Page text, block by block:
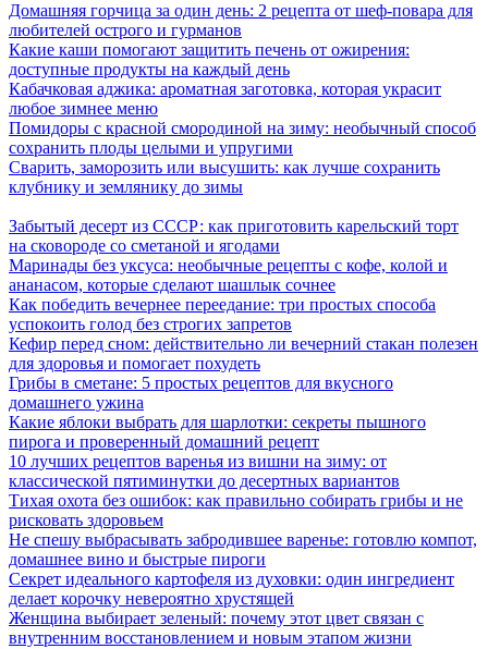
Домашняя горчица за один день: 2 рецепта от шеф-повара для
любителей острого и гурманов
Какие каши помогают защитить печень от ожирения:
доступные продукты на каждый день
Кабачковая аджика: ароматная заготовка, которая украсит
любое зимнее меню
Помидоры с красной смородиной на зиму: необычный способ
сохранить плоды целыми и упругими
Сварить, заморозить или высушить: как лучше сохранить
клубнику и землянику до зимы
Забытый десерт из СССР: как приготовить карельский торт
на сковороде со сметаной и ягодами
Маринады без уксуса: необычные рецепты с кофе, колой и
ананасом, которые сделают шашлык сочнее
Как победить вечернее переедание: три простых способа
успокоить голод без строгих запретов
Кефир перед сном: действительно ли вечерний стакан полезен
для здоровья и помогает похудеть
Грибы в сметане: 5 простых рецептов для вкусного
домашнего ужина
Какие яблоки выбрать для шарлотки: секреты пышного
пирога и проверенный домашний рецепт
10 лучших рецептов варенья из вишни на зиму: от
классической пятиминутки до десертных вариантов
Тихая охота без ошибок: как правильно собирать грибы и не
рисковать здоровьем
Не спешу выбрасывать забродившее варенье: готовлю компот,
домашнее вино и быстрые пироги
Секрет идеального картофеля из духовки: один ингредиент
делает корочку невероятно хрустящей
Женщина выбирает зеленый: почему этот цвет связан с
внутренним восстановлением и новым этапом жизни